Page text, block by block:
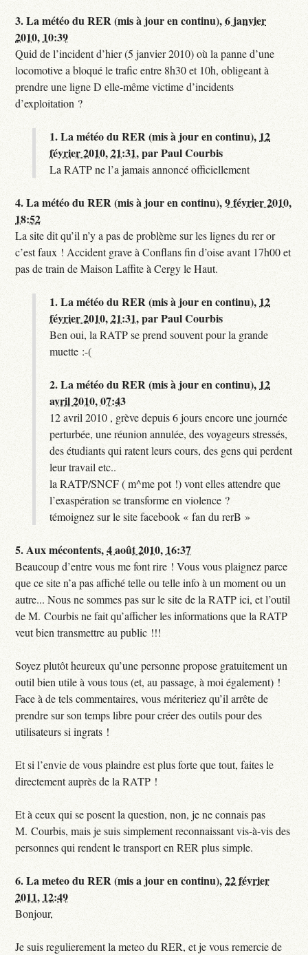
3.La météo du RER (mis à jour en continu),6 janvier
2010, 10:39
Quid de l’incident d’hier (5 janvier 2010) où la panne d’une
locomotive a bloqué le trafic entre 8h30 et 10h, obligeant à
prendre une ligne D elle-même victime d’incidents
d’exploitation ?
1.La météo du RER (mis à jour en continu), 12
février 2010, 21:31,parPaul Courbis
La RATP ne l’a jamais annoncé officiellement
4.La météo du RER (mis à jour en continu),9 février 2010,
18:52
La site dit qu’il n’y a pas de problème sur les lignes du rer or
c’est faux ! Accident grave à Conflans fin d’oise avant 17h00 et
pas de train de Maison Laffite à Cergy le Haut.
1.La météo du RER (mis à jour en continu), 12
février 2010, 21:31,parPaul Courbis
Ben oui, la RATP se prend souvent pour la grande
muette :-(
2.La météo du RER (mis à jour en continu), 12
avril 2010, 07:43
12 avril 2010 , grève depuis 6 jours encore une journée
perturbée, une réunion annulée, des voyageurs stressés,
des étudiants qui ratent leurs cours, des gens qui perdent
leur travail etc..
la RATP/SNCF ( m^me pot !) vont elles attendre que
l’exaspération se transforme en violence ?
témoignez sur le site facebook « fan du rerB »
5.Aux mécontents,4 août 2010, 16:37
Beaucoup d’entre vous me font rire ! Vous vous plaignez parce
que ce site n’a pas affiché telle ou telle info à un moment ou un
autre... Nous ne sommes pas sur le site de la RATP ici, et l’outil
de M. Courbis ne fait qu’afficher les informations que la RATP
veut bien transmettre au public !!!
Soyez plutôt heureux qu’une personne propose gratuitement un
outil bien utile à vous tous (et, au passage, à moi également) !
Face à de tels commentaires, vous mériteriez qu’il arrête de
prendre sur son temps libre pour créer des outils pour des
utilisateurs si ingrats !
Et si l’envie de vous plaindre est plus forte que tout, faites le
directement auprès de la RATP !
Et à ceux qui se posent la question, non, je ne connais pas
M. Courbis, mais je suis simplement reconnaissant vis-à-vis des
personnes qui rendent le transport en RER plus simple.
6.La meteo du RER (mis a jour en continu),22 février
2011, 12:49
Bonjour,
Je suis regulierement la meteo du RER, et je vous remercie de